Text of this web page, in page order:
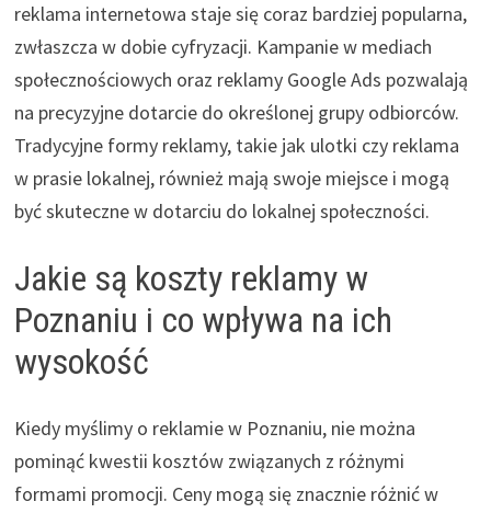
reklama internetowa staje się coraz bardziej popularna,
zwłaszcza w dobie cyfryzacji. Kampanie w mediach
społecznościowych oraz reklamy Google Ads pozwalają
na precyzyjne dotarcie do określonej grupy odbiorców.
Tradycyjne formy reklamy, takie jak ulotki czy reklama
w prasie lokalnej, również mają swoje miejsce i mogą
być skuteczne w dotarciu do lokalnej społeczności.
Jakie są koszty reklamy w
Poznaniu i co wpływa na ich
wysokość
Kiedy myślimy o reklamie w Poznaniu, nie można
pominąć kwestii kosztów związanych z różnymi
formami promocji. Ceny mogą się znacznie różnić w